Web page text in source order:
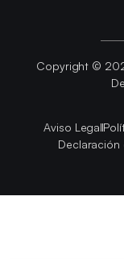
Copyright ©
Aviso Legal